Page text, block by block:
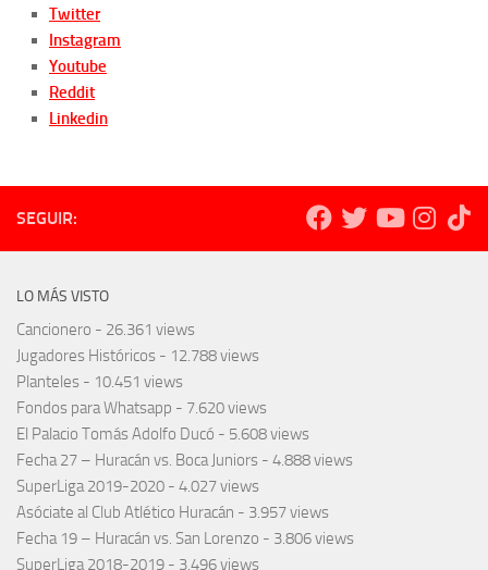
Twitter
Instagram
Youtube
Reddit
Linkedin
SEGUIR:
LO MÁS VISTO
Cancionero - 26.361 views
Jugadores Históricos - 12.788 views
Planteles - 10.451 views
Fondos para Whatsapp - 7.620 views
El Palacio Tomás Adolfo Ducó - 5.608 views
Fecha 27 – Huracán vs. Boca Juniors - 4.888 views
SuperLiga 2019-2020 - 4.027 views
Asóciate al Club Atlético Huracán - 3.957 views
Fecha 19 – Huracán vs. San Lorenzo - 3.806 views
SuperLiga 2018-2019 - 3.496 views